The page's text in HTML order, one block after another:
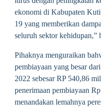
ekonomi di Kabupaten
19 yang memberikan
seluruh sektor kehidupan,”
Pihaknya menguraikan
pembiayaan yang besar
2022 sebesar RP 540,86
penerimaan pembiayaan
menandakan lemahnya